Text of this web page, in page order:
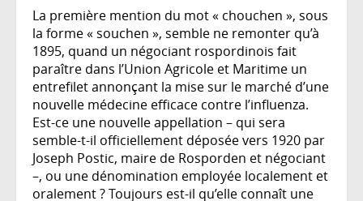
La première mention du mot « chouchen », sous
la forme « souchen », semble ne remonter qu’à
1895, quand un négociant rospordinois fait
paraître dans l’Union Agricole et Maritime un
entrefilet annonçant la mise sur le marché d’une
nouvelle médecine efficace contre l’influenza.
Est-ce une nouvelle appellation – qui sera
semble-t-il officiellement déposée vers 1920 par
Joseph Postic, maire de Rosporden et négociant
–, ou une dénomination employée localement et
oralement ? Toujours est-il qu’elle connaît une